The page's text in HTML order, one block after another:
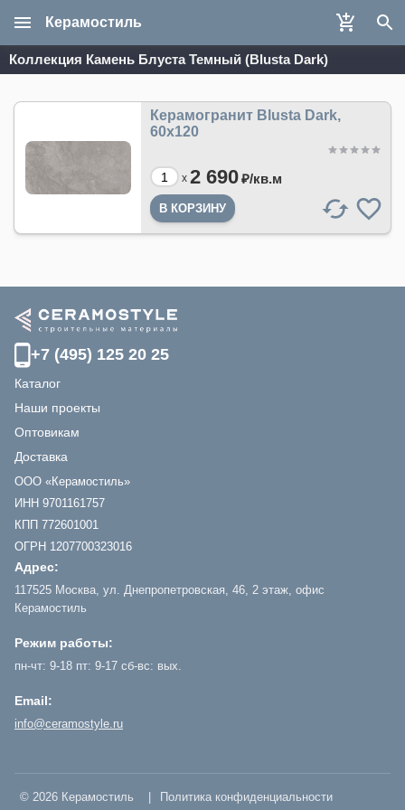
Керамостиль
Коллекция Камень Блуста Темный (Blusta Dark)
Керамогранит Blusta Dark,
60х120
x 2 690₽/кв.м
+7 (495) 125 20 25
Каталог
Наши проекты
Оптовикам
Доставка
ООО «Керамостиль»
ИНН 9701161757
КПП 772601001
ОГРН 1207700323016
Адрес:
117525 Москва, ул. Днепропетровская, 46, 2 этаж, офис
Керамостиль
Режим работы:
пн-чт: 9-18 пт: 9-17 сб-вс: вых.
Email:
info@ceramostyle.ru
© 2026 Керамостиль | Политика конфиденциальности